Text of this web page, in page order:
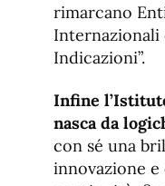
rimarcano
Internazionali
Indicazioni”.
Infine
nasca da
con sé una
innovazione e